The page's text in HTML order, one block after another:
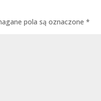
pola są oznaczone*